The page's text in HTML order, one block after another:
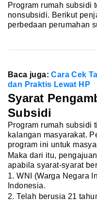
Program rumah subsidi
nonsubsidi. Berikut
perbedaan perumahan
Baca juga:Cara Cek
dan Praktis Lewat HP
Syarat
Subsidi
Program rumah subsidi
kalangan masyarakat.
program ini untuk
Maka dari itu,
apabila syarat-syarat
1. WNI (Warga Negara
Indonesia.
2. Telah berusia 21